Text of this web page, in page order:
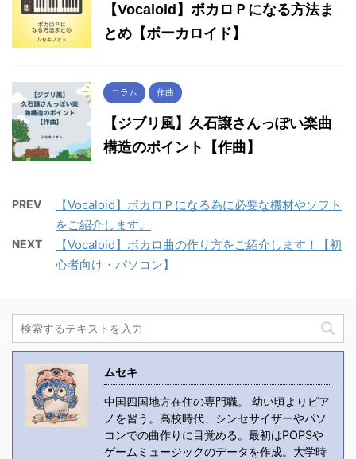
【Vocaloid】ボカロＰになる方法ま
とめ【ボーカロイド】
コラム 作曲
【ジブリ風】久石譲さんっぽい楽曲
構造のポイント【作曲】
PREV
【Vocaloid】ボカロＰになる為に必要な機材やソフト
をご紹介します。
NEXT
【Vocaloid】ボカロ曲の作り方をご紹介します！【初
心者向け・パソコン】
ムセキ
中国四国地方在住の専門職。 幼い頃よりピア
ノを習う。高校時代、シンセサイザーやパソ
コンでの曲作りに目覚める。最初はPOPSや
ゲームミュージックのデータを作成。大学時